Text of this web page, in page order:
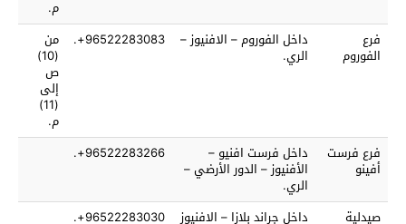
م.
فرع
الفوروم
داخل الفوروم – الافنيوز –
الري.
96522283083+. من
(10)
ص
إلى
(11)
م.
فرع فرست
أفينو
داخل فرست افنيو –
الأفنيوز – الدور الأرضي –
الري.
96522283266+.
صيدلية داخل جراند بلازا – الافنيوز 96522283030+.